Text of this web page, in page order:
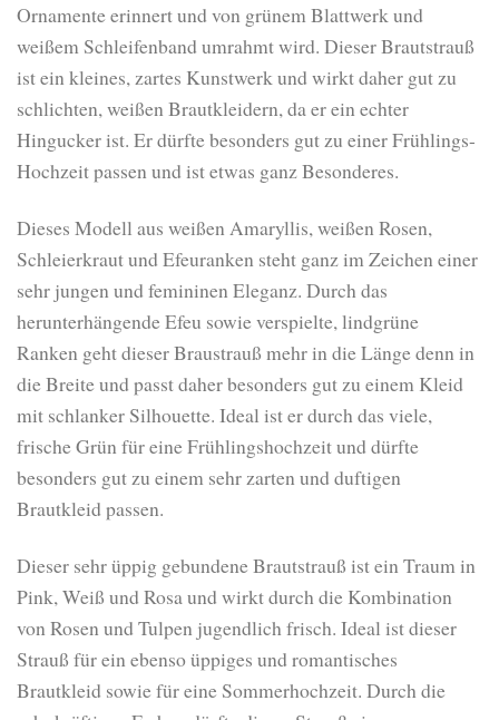
Ornamente erinnert und von grünem Blattwerk und
weißem Schleifenband umrahmt wird. Dieser Brautstrauß
ist ein kleines, zartes Kunstwerk und wirkt daher gut zu
schlichten, weißen Brautkleidern, da er ein echter
Hingucker ist. Er dürfte besonders gut zu einer Frühlings-
Hochzeit passen und ist etwas ganz Besonderes.
Dieses Modell aus weißen Amaryllis, weißen Rosen,
Schleierkraut und Efeuranken steht ganz im Zeichen einer
sehr jungen und femininen Eleganz. Durch das
herunterhängende Efeu sowie verspielte, lindgrüne
Ranken geht dieser Braustrauß mehr in die Länge denn in
die Breite und passt daher besonders gut zu einem Kleid
mit schlanker Silhouette. Ideal ist er durch das viele,
frische Grün für eine Frühlingshochzeit und dürfte
besonders gut zu einem sehr zarten und duftigen
Brautkleid passen.
Dieser sehr üppig gebundene Brautstrauß ist ein Traum in
Pink, Weiß und Rosa und wirkt durch die Kombination
von Rosen und Tulpen jugendlich frisch. Ideal ist dieser
Strauß für ein ebenso üppiges und romantisches
Brautkleid sowie für eine Sommerhochzeit. Durch die